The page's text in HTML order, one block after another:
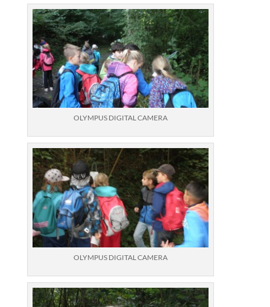
OLYMPUS DIGITAL CAMERA
OLYMPUS DIGITAL CAMERA